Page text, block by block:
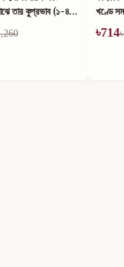
তার কুপ্রভাব (১-৪)
খণ্ডে
৳714৳